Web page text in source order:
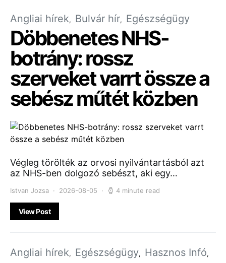
Angliai hírek Bulvár hír Egészségügy
Döbbenetes NHS-
botrány: rossz
szerveket varrt össze a
sebész műtét közben
Végleg törölték az orvosi nyilvántartásból azt
az NHS-ben dolgozó sebészt, aki egy…
Istvan Jozsa 2026-08-05 4 minute read
View Post
Angliai hírek Egészségügy Hasznos Infó